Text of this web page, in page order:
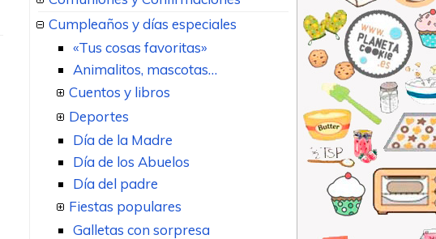
Cumpleaños y días especiales
«Tus cosas favoritas»
Animalitos, mascotas…
Cuentos y libros
Deportes
Día de la Madre
Día de los Abuelos
Día del padre
Fiestas populares
Galletas con sorpresa